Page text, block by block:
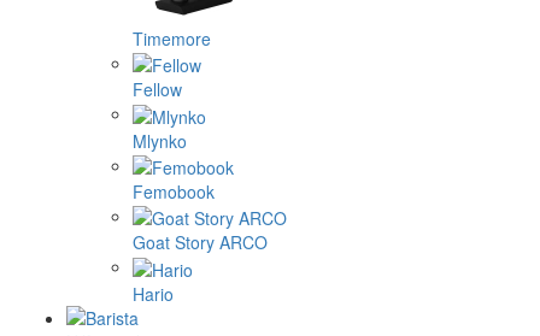
Timemore
Fellow
Mlynko
Femobook
Goat Story ARCO
Hario